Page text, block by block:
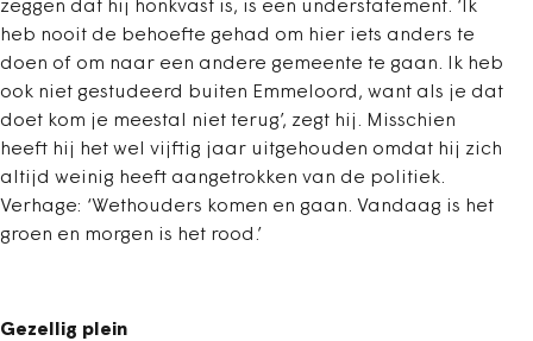
zeggen dat hij honkvast is, is een understatement. ‘Ik
heb nooit de behoefte gehad om hier iets anders te
doen of om naar een andere gemeente te gaan. Ik heb
ook niet gestudeerd buiten Emmeloord, want als je dat
doet kom je meestal niet terug’, zegt hij. Misschien
heeft hij het wel vijftig jaar uitgehouden omdat hij zich
altijd weinig heeft aangetrokken van de politiek.
Verhage: ‘Wethouders komen en gaan. Vandaag is het
groen en morgen is het rood.’
Gezellig plein